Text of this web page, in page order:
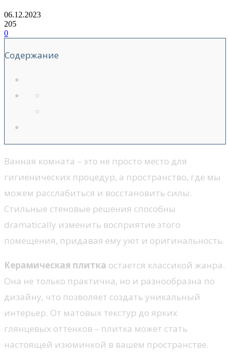
06.12.2023
205
0
Содержание
Ванная комната – это не просто место для
гигиенических процедур, а пространство, где мы
можем расслабиться и восстановить силы.
Стильные стеновые решения способны
dramatically изменить восприятие этого
помещения, придавая ему уют и оригинальность.
Керамическая плитка остается классикой жанра.
Она не только практична, но и разнообразна по
дизайну, что позволяет создать уникальный
интерьер. От матовых текстур до ярких
глянцевых оттенков – плитка может стать
настоящей изюминкой в вашем пространстве.